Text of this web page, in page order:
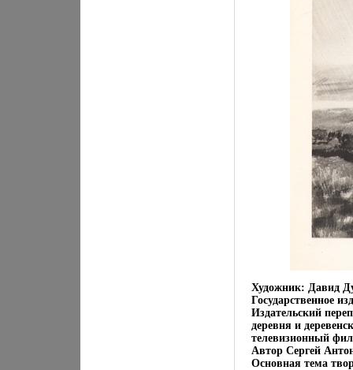
Художник: Давид
Государственное
Издательский
деревня и
телевизионный
Автор Сергей
Основная тема